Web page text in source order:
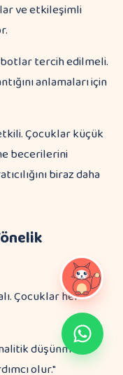
ve etkileşimli
tercih edilmeli.
anlamaları için
Çocuklar küçük
becerilerini
biraz daha
Çocuklar her
düşünme
olur."